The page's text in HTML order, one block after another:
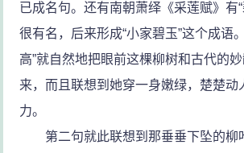
已成名句。还有南朝萧绎《采莲赋》有
很有名，后来形成“小家碧玉”这个成语
高”就自然地把眼前这棵柳树和古代的
来，而且联想到她穿一身嫩绿，楚楚动
力。
第二句就此联想到那垂垂下坠的柳